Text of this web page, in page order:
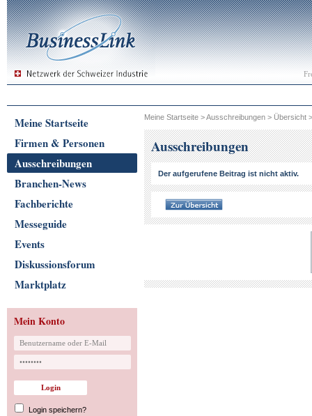
Meine Startseite
Firmen & Personen
Ausschreibungen
Branchen-News
Fachberichte
Messeguide
Events
Diskussionsforum
Marktplatz
Mein Konto
Login speichern?
Meine Startseite >Ausschreibungen > Übersicht
Ausschreibungen
Der aufgerufene Beitrag ist nicht aktiv.